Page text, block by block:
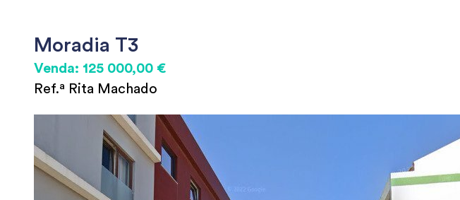
Moradia T3
Venda: 125 000,00 €
Ref.ª Rita Machado